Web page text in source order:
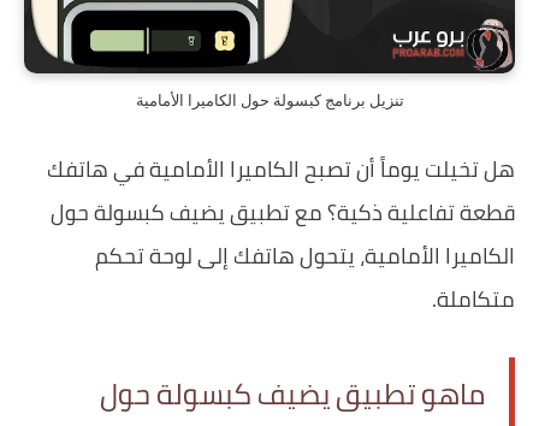
تنزيل برنامج كبسولة حول الكاميرا الأمامية
هل تخيلت يوماً أن تصبح الكاميرا الأمامية في هاتفك
قطعة تفاعلية ذكية؟ مع تطبيق يضيف كبسولة حول
الكاميرا الأمامية، يتحول هاتفك إلى لوحة تحكم
متكاملة.
ماهو تطبيق يضيف كبسولة حول